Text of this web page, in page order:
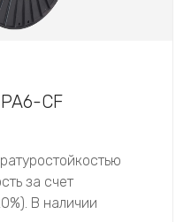
CF
за счет
В наличии